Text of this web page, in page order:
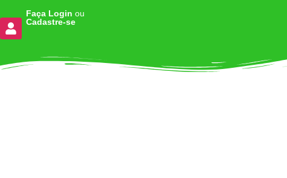
Faça Login ou
Cadastre-se